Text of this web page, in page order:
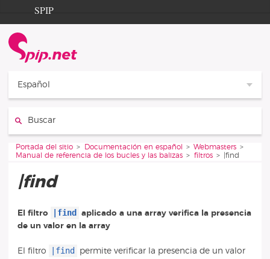
Aller au contenu
Aller à la navigation
SPIP
Documentation
Contribution
Español
Vous êtes ici :
Portada del sitio Documentación en español
Webmasters
Manual de referencia de los bucles y las balizas
filtros |find
|find
El filtro |find
aplicado a una array verifica la presencia
de un valor en la array
El filtro |find
permite verificar la presencia de un valor